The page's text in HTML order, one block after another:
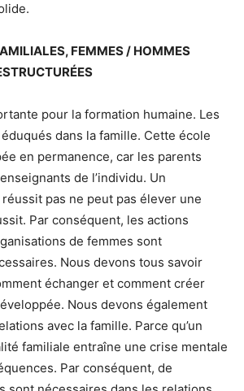
FEMMES / HOMMES
pour la formation humaine. Les
dans la famille. Cette école
en permanence, car les parents
de l’individu. Un
pas ne peut pas élever une
Par conséquent, les actions
de femmes sont
Nous devons tous savoir
échanger et comment créer
Nous devons également
avec la famille. Parce qu’un
familiale entraîne une crise mentale
Par conséquent, de